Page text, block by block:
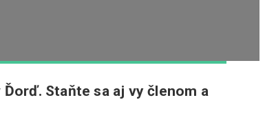
Staňte sa aj vy členom a